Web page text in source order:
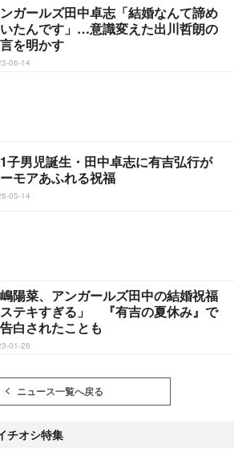
ガールズ田中卓志「結婚なんて諦め
たんです」…意識変えた出川哲朗の
を明かす
06-14
子男児誕生・田中卓志に有吉弘行が
モアあふれる祝福
05-14
陽菜、アンガールズ田中の結婚祝福
ステキすぎる」 『有吉の夏休み』で
白されたことも
01-26
ニュース一覧へ戻る
チオシ特集